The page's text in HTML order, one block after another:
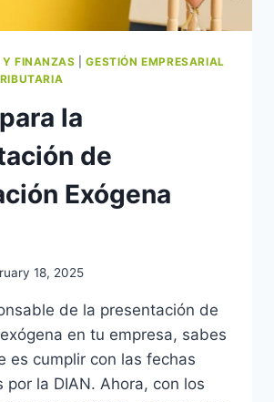
FINANZAS |GESTIÓN EMPRESARIAL
la
de
Exógena
18, 2025
de la presentación de
en tu empresa, sabes
es cumplir con las fechas
por la DIAN. Ahora, con los